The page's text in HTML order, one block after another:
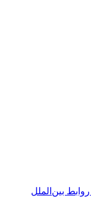
بین‌الملل